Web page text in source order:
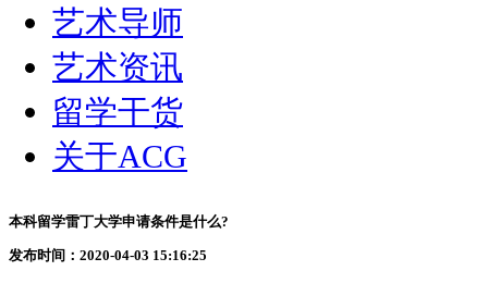
艺术导师
艺术资讯
留学干货
关于ACG
本科留学雷丁大学申请条件是什么?
发布时间：2020-04-03 15:16:25